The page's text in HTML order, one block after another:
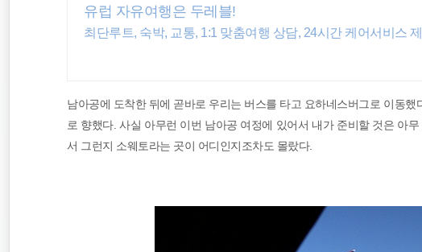
유럽 자유여행은 두레블!
최단루트, 숙박, 교통, 1:1 맞춤여행 상담, 24시간 케어서비스
남아공에 도착한 뒤에 곧바로 우리는 버스를 타고 요하네스버그로 이동
로 향했다. 사실 아무런 이번 남아공 여정에 있어서 내가 준비할 것은 아
서 그런지 소웨토라는 곳이 어디인지조차도 몰랐다.
워킹홀리데이